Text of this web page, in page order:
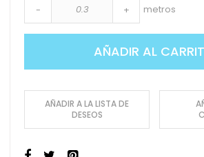
- + metros
AÑADIR AL
AÑADIR A LA LISTA DE
DESEOS